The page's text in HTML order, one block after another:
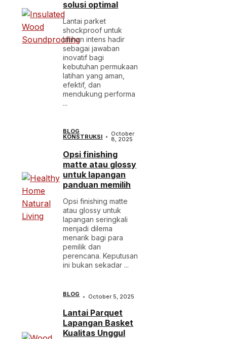
solusi optimal
Lantai parket
shockproof untuk
latihan intens hadir
sebagai jawaban
inovatif bagi
kebutuhan permukaan
latihan yang aman,
efektif, dan
mendukung performa
...
BLOG
KONSTRUKSI October
8, 2025
Opsi finishing
matte atau glossy
untuk lapangan
panduan memilih
Opsi finishing matte
atau glossy untuk
lapangan seringkali
menjadi dilema
menarik bagi para
pemilik dan
perencana. Keputusan
ini bukan sekadar ...
BLOG October 5, 2025
Lantai Parquet
Lapangan Basket
Kualitas Unggul